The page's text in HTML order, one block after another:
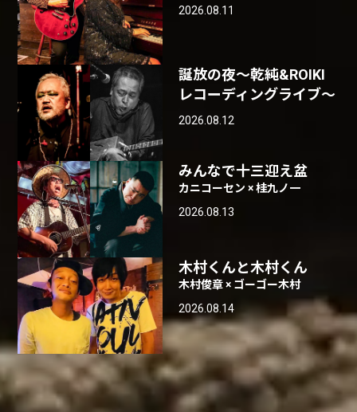
2026.08.11
誕放の夜〜乾純&ROIKI
レコーディングライブ〜
2026.08.12
みんなで十三迎え盆
カニコーセン × 桂九ノ一
2026.08.13
木村くんと木村くん
木村俊章 × ゴーゴー木村
2026.08.14